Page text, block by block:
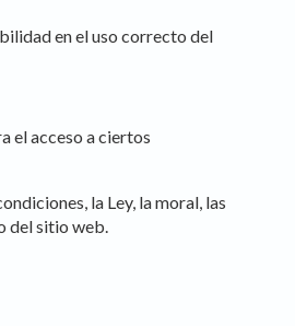
en el uso correcto del
el acceso a ciertos
la Ley, la moral, las
del sitio web.